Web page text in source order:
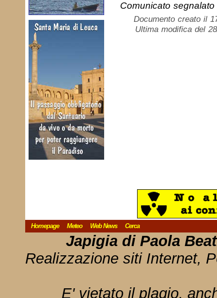
Comunicato
Documento creato il
Ultima modifica del
Homepage Meteo Web News Cerca
Japigia di Paola
Realizzazione siti Internet,
E' vietato il plagio,